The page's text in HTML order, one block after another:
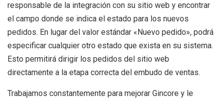
responsable de la integración con su sitio web y encontrar
el campo donde se indica el estado para los nuevos
pedidos. En lugar del valor estándar «Nuevo pedido», podrá
especificar cualquier otro estado que exista en su sistema.
Esto permitirá dirigir los pedidos del sitio web
directamente a la etapa correcta del embudo de ventas.
Trabajamos constantemente para mejorar Gincore y le